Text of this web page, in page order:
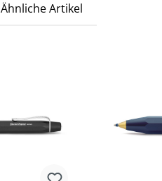
Ähnliche Artikel